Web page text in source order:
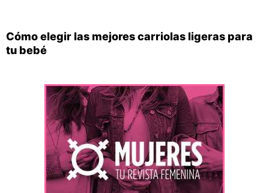
Cómo elegir las mejores carriolas ligeras para
tu bebé